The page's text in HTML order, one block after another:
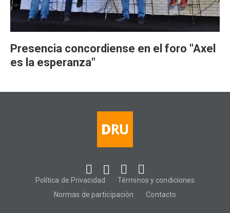
Presencia concordiense en el foro "Axel
es la esperanza"
Política de Privacidad
Términos y condiciones
Normas de participación
Contacto